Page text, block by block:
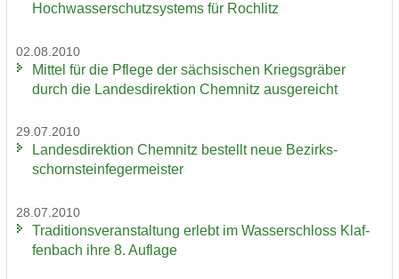
Hoch­was­ser­schutz­sys­tems für Roch­litz
02.08.2010
Mit­tel für die Pfle­ge der säch­si­schen Kriegs­grä­ber
durch die Lan­des­di­rek­ti­on Chem­nitz aus­ge­reicht
29.07.2010
Lan­des­di­rek­ti­on Chem­nitz be­stellt neue Be­zirks­
schorn­stein­fe­ger­meis­ter
28.07.2010
Tra­di­ti­ons­ver­an­stal­tung er­lebt im Was­ser­schloss Klaf­
fen­bach ihre 8. Auf­la­ge